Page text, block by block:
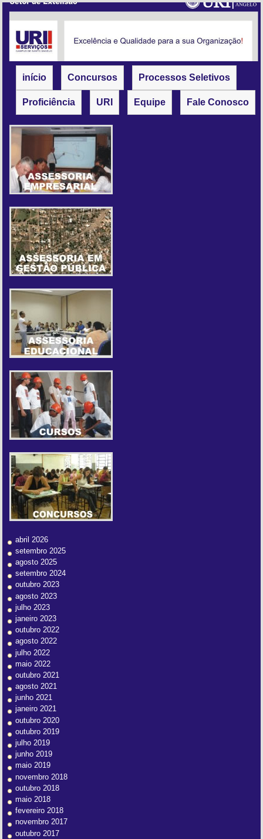
início Concursos Processos Seletivos
Proficiência URI Equipe Fale Conosco
abril 2026
setembro 2025
agosto 2025
setembro 2024
outubro 2023
agosto 2023
julho 2023
janeiro 2023
outubro 2022
agosto 2022
julho 2022
maio 2022
outubro 2021
agosto 2021
junho 2021
janeiro 2021
outubro 2020
outubro 2019
julho 2019
junho 2019
maio 2019
novembro 2018
outubro 2018
maio 2018
fevereiro 2018
novembro 2017
outubro 2017